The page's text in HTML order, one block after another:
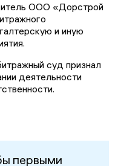
ООО «Дорстрой
и иную
суд признал
деятельности
первыми